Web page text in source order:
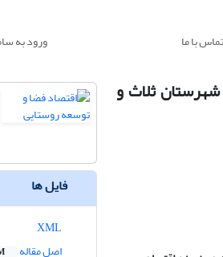
تماس با ما ورود به
ثلاث و
فایل ها
اصل مقاله